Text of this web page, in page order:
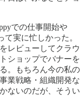
での仕事開始や
て実に忙しかった。
レビューしてクラウ
ショップでバナーを
。もちろん今の私の
業戦略・組織開発な
ないのだが、そうい